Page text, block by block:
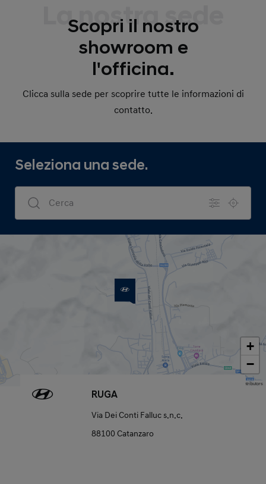
La nostra sede
Scopri il nostro
showroom e
l'officina.
Clicca sulla sede per scoprire tutte le informazioni di
contatto.
+
−
Map data © OpenStreetMap contributors
Seleziona una sede.
Dealers Search
RUGA
Via Dei Conti Falluc s.n.c.
88100 Catanzaro